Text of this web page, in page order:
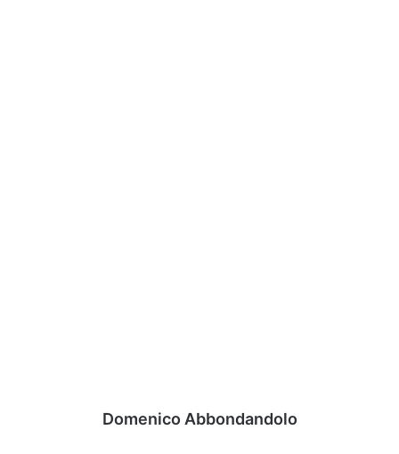
Domenico Abbondandolo